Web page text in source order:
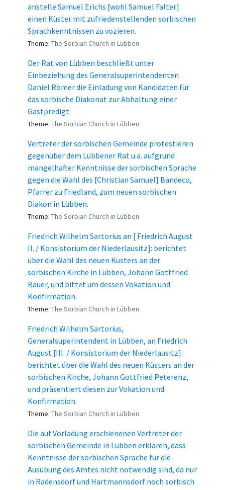
anstelle Samuel Erichs [wohl Samuel Falter]
einen Küster mit zufriedenstellenden sorbischen
Sprachkenntnissen zu vozieren.
Theme: The Sorbian Church in Lübben
Der Rat von Lübben beschließt unter
Einbeziehung des Generalsuperintendenten
Daniel Römer die Einladung von Kandidaten für
das sorbische Diakonat zur Abhaltung einer
Gastpredigt.
Theme: The Sorbian Church in Lübben
Vertreter der sorbischen Gemeinde protestieren
gegenüber dem Lübbener Rat u.a. aufgrund
mangelhafter Kenntnisse der sorbischen Sprache
gegen die Wahl des [Christian Samuel] Bandeco,
Pfarrer zu Friedland, zum neuen sorbischen
Diakon in Lübben.
Theme: The Sorbian Church in Lübben
Friedrich Wilhelm Sartorius an [ Friedrich August
II. / Konsistorium der Niederlausitz]: berichtet
über die Wahl des neuen Küsters an der
sorbischen Kirche in Lübben, Johann Gottfried
Bauer, und bittet um dessen Vokation und
Konfirmation.
Theme: The Sorbian Church in Lübben
Friedrich Wilhelm Sartorius,
Generalsuperintendent in Lübben, an Friedrich
August [III. / Konsistorium der Niederlausitz]:
berichtet über die Wahl des neuen Küsters an der
sorbischen Kirche, Johann Gottfried Peterenz,
und präsentiert diesen zur Vokation und
Konfirmation.
Theme: The Sorbian Church in Lübben
Die auf Vorladung erschienenen Vertreter der
sorbischen Gemeinde in Lübben erklären, dass
Kenntnisse der sorbischen Sprache für die
Ausübung des Amtes nicht notwendig sind, da nur
in Radensdorf und Hartmannsdorf noch sorbisch